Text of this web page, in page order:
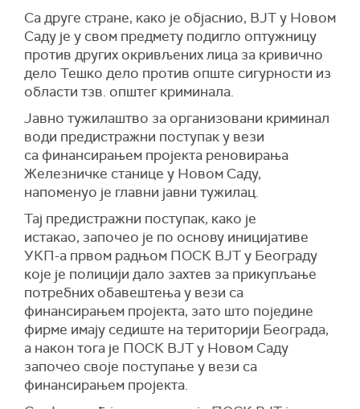
Са друге стране, како је објаснио, ВЈТ у Новом
Саду је у свом предмету подигло оптужницу
против других окривљених лица за кривично
дело Тешко дело против опште сигурности из
области тзв. општег криминала.
Јавно тужилаштво за организовани криминал
води предистражни поступак у вези
са финансирањем пројекта реновирања
Железничке станице у Новом Саду,
напоменуо је главни јавни тужилац.
Тај предистражни поступак, како је
истакао, започео је по основу иницијативе
УКП-а првом радњом ПОСК ВЈТ у Београду
које је полицији дало захтев за прикупљање
потребних обавештења у вези са
финансирањем пројекта, зато што поједине
фирме имају седиште на територији Београда,
а након тога је ПОСК ВЈТ у Новом Саду
започео своје поступање у вези са
финансирањем пројекта.